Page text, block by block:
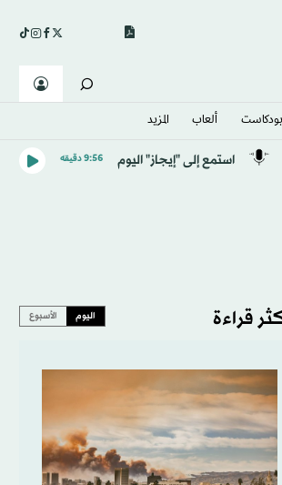
بودكاست ألعاب المزيد
استمع إلى "إيجاز" اليوم 9:56 دقيقه
قراءة اليوم الأسبوع